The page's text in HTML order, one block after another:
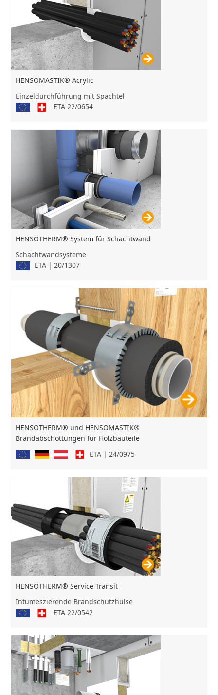
HENSOMASTIK® Acrylic
Einzeldurchführung mit Spachtel
ETA 22/0654
HENSOTHERM® System für Schachtwand
Schachtwandsysteme
ETA | 20/1307
HENSOTHERM® und HENSOMASTIK®
Brandabschottungen für Holzbauteile
ETA | 24/0975
HENSOTHERM® Service Transit
Intumeszierende Brandschutzhülse
ETA 22/0542